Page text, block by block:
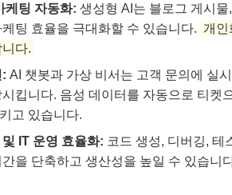
케팅 자동화: 생성형 AI는 블로그 게시
팅 효율을 극대화할 수 있습니다. 개인
다.
: AI 챗봇과 가상 비서는 고객 문의에 실
킵니다. 음성 데이터를 자동으로 티켓
고 있습니다.
IT 운영 효율화: 코드 생성, 디버깅, 테
을 단축하고 생산성을 높일 수 있습니